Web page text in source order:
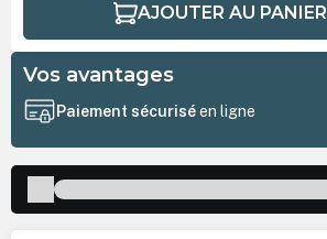
AJOUTER AU PANIER
Vos avantages
Paiement sécuriséen ligne